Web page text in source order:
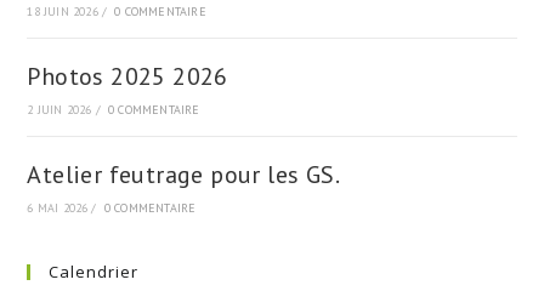
18 JUIN 2026 / 0 COMMENTAIRE
Photos 2025 2026
2 JUIN 2026 / 0 COMMENTAIRE
Atelier feutrage pour les GS.
6 MAI 2026 / 0 COMMENTAIRE
Calendrier